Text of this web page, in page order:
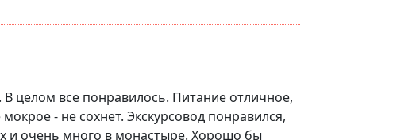
целом все понравилось. Питание отличное,
- не сохнет. Экскурсовод понравился,
и очень много в монастыре. Хорошо бы